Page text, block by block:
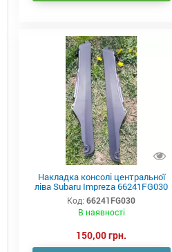
Накладка консолі центральної
ліва Subaru Impreza 66241FG030
Код: 66241FG030
В наявності
150,00 грн.